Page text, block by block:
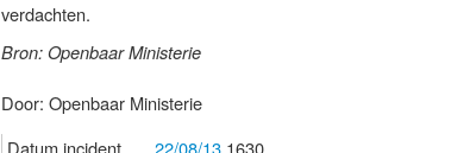
verdachten.
Bron: Openbaar Ministerie
Door: Openbaar Ministerie
Datum incident
22/08/13 1630